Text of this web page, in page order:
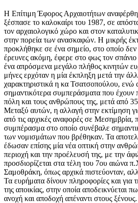
Η Επίτιμη Έφορος Αρχαιοτήτων
ξέσπασε το καλοκαίρι του 1987, σε
τον αρχαιολογικό χώρο και στον
στην πορεία των ανασκαφών. Η μικρής
προκλήθηκε σε ένα σημείο, στο οποίο δεν
έρευνες ακόμη, έφερε στο φως τον
ένα απρόσμενα μεγάλο πλήθος κινητών
μήνες ερχόταν η μία έκπληξη μετά την
χαρακτηριστικά η κα Τσατσοπούλου, ενώ
σημαντικότερα συμπεράσματα που έχουν
πόλη και τους ανθρώπους της, μετά από
Μεταξύ αυτών, η αλλαγή στην εκτίμηση
από τις αρχικές αναφορές σε Μεσημβρία,
συμπέρασμα στο οποίο συνέβαλε
των νομισμάτων που βρέθηκαν. Τα
έδωσαν επίσης μία νέα οπτική στην
περιοχή και την προέλευσή της, με την
προσδιορίζεται στα τέλη του 7ου αιώνα
Σαμοθράκη, όπως αρχικά πιστεύονταν,
Τα ευρήματα δίνουν πληροφορίες και
της αποικίας, στην οποία αποδεικνύεται
ανοχή και αποδοχή απέναντι στους ξένους.